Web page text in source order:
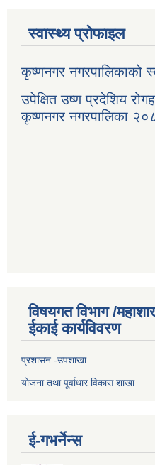
स्वास्थ्य प्रोफाइल
कृष्णनगर नगरपालिकाको
उपेक्षित उष्ण प्रदेशिय
कृष्णनगर नगरपालिका
विषयगत विभाग /
ईकाई कार्यविवरण
प्रशासन -उपशाखा
योजना तथा पूर्वाधार विकास शाखा
ई-गभर्नेन्स